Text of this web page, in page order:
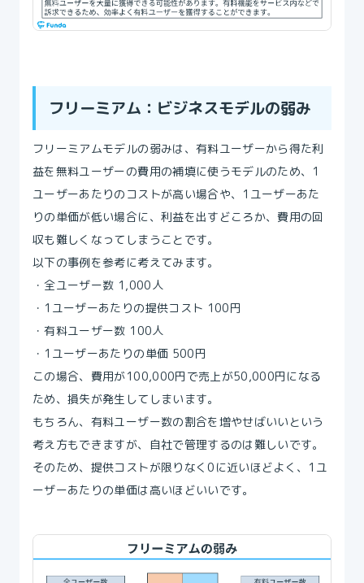
フリーミアム：ビジネスモデルの弱み
フリーミアムモデルの弱みは、有料ユーザーから得た利
益を無料ユーザーの費用の補填に使うモデルのため、1
ユーザーあたりのコストが高い場合や、1ユーザーあた
りの単価が低い場合に、利益を出すどころか、費用の回
収も難しくなってしまうことです。
以下の事例を参考に考えてみます。
・全ユーザー数 1,000人
・1ユーザーあたりの提供コスト 100円
・有料ユーザー数 100人
・1ユーザーあたりの単価 500円
この場合、費用が100,000円で売上が50,000円になる
ため、損失が発生してしまいます。
もちろん、有料ユーザー数の割合を増やせばいいという
考え方もできますが、自社で管理するのは難しいです。
そのため、提供コストが限りなく0に近いほどよく、1ユ
ーザーあたりの単価は高いほどいいです。